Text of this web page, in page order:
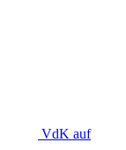
VdK auf